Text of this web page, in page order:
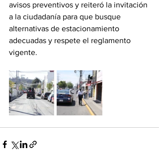
avisos preventivos y reiteró la invitación
a la ciudadanía para que busque
alternativas de estacionamiento
adecuadas y respete el reglamento
vigente.